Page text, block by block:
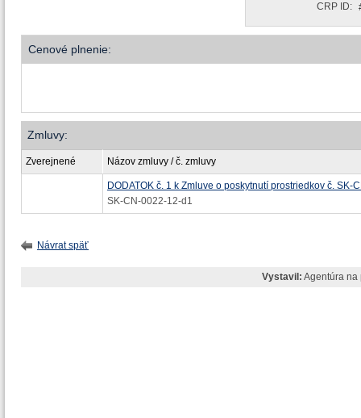
CRP ID:
Cenové plnenie:
Zmluvy:
Zverejnené Názov zmluvy / č. zmluvy
DODATOK č. 1 k Zmluve o poskytnutí prostriedkov č. SK-
SK-CN-0022-12-d1
Návrat späť
Vystavil: Agentúra na